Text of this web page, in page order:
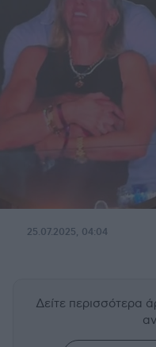
25.07.2025, 04:04
Δείτε περισσότερα